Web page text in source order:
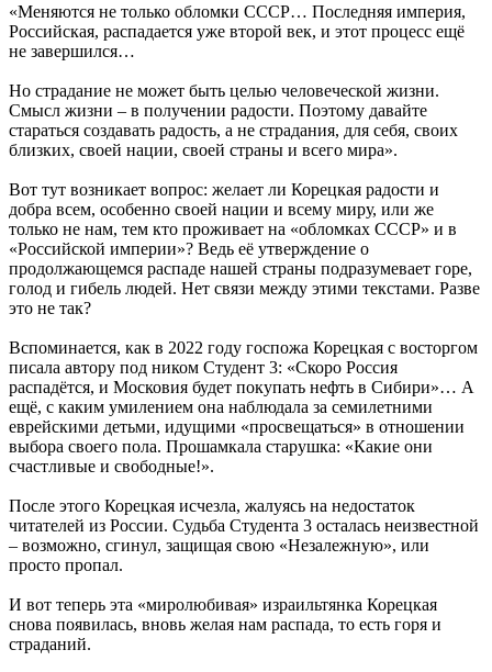
«Меняются не только обломки СССР… Последняя империя,
Российская, распадается уже второй век, и этот процесс ещё
не завершился…
Но страдание не может быть целью человеческой жизни.
Смысл жизни – в получении радости. Поэтому давайте
стараться создавать радость, а не страдания, для себя, своих
близких, своей нации, своей страны и всего мира».
Вот тут возникает вопрос: желает ли Корецкая радости и
добра всем, особенно своей нации и всему миру, или же
только не нам, тем кто проживает на «обломках СССР» и в
«Российской империи»? Ведь её утверждение о
продолжающемся распаде нашей страны подразумевает горе,
голод и гибель людей. Нет связи между этими текстами. Разве
это не так?
Вспоминается, как в 2022 году госпожа Корецкая с восторгом
писала автору под ником Студент 3: «Скоро Россия
распадётся, и Московия будет покупать нефть в Сибири»… А
ещё, с каким умилением она наблюдала за семилетними
еврейскими детьми, идущими «просвещаться» в отношении
выбора своего пола. Прошамкала старушка: «Какие они
счастливые и свободные!».
После этого Корецкая исчезла, жалуясь на недостаток
читателей из России. Судьба Студента 3 осталась неизвестной
– возможно, сгинул, защищая свою «Незалежную», или
просто пропал.
И вот теперь эта «миролюбивая» израильтянка Корецкая
снова появилась, вновь желая нам распада, то есть горя и
страданий.